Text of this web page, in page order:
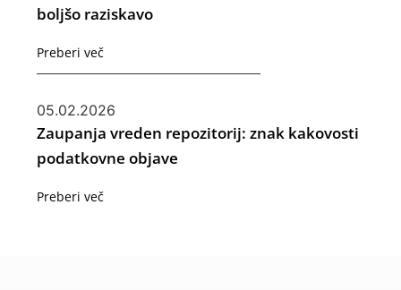
boljšo raziskavo
Preberi več
05.02.2026
Zaupanja vreden repozitorij: znak kakovosti
podatkovne objave
Preberi več